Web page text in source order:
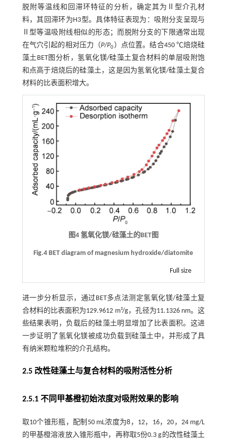
脱附等温线和回滞环特征的分析，确定其为Ⅱ型介孔材
料，其回滞环为H3型。具体特征表现为：吸附分支呈现与
Ⅱ型等温吸附线相似的形态；而脱附分支的下限通常出现
在气穴引起的相对压力（P/P0 ）点位置。结合450 ℃焙烧硅
藻土BET图分析，氢氧化镁/硅藻土复合材料的单层吸附饱
和点高于焙烧后的硅藻土，这是因为氢氧化镁/硅藻土复合
材料的比表面积增大。
图4 氢氧化镁/硅藻土的BET图
Fig.4 BET diagram of magnesium hydroxide/diatomite
Full size
进一步分析显示，通过BET多点法测定氢氧化镁/硅藻土复
合材料的比表面积为129.9612 m²/g，孔径为11.1326 nm。这
些结果表明，负载后的硅藻土明显增加了比表面积。这进
一步证明了氢氧化镁被成功负载到硅藻土中，并形成了具
有纳米颗粒堆积的介孔结构。
2.5 改性硅藻土与复合材料的吸附活性分析
2.5.1 不同甲基橙初始浓度对吸附效果的影响
取10个锥形瓶，配制50 mL浓度为8，12，16，20，24 mg/L
的甲基橙溶液放入锥形瓶中，再称取5份0.3 g的改性硅藻土